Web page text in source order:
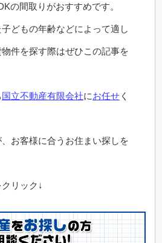
の間取りがおすすめです。
どもの年齢などによって適し
件を探す際はぜひこの記事を
国立不動産有限会社にお任せ く
お客様に合うお住まい探しを
リック↓